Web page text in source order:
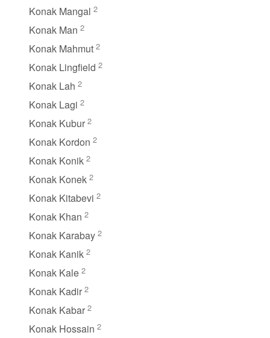
Konak Mangal 2
Konak Man 2
Konak Mahmut 2
Konak Lingfield 2
Konak Lah 2
Konak Lagi 2
Konak Kubur 2
Konak Kordon 2
Konak Konik 2
Konak Konek 2
Konak Kitabevi 2
Konak Khan 2
Konak Karabay 2
Konak Kanik 2
Konak Kale 2
Konak Kadir 2
Konak Kabar 2
Konak Hossain 2